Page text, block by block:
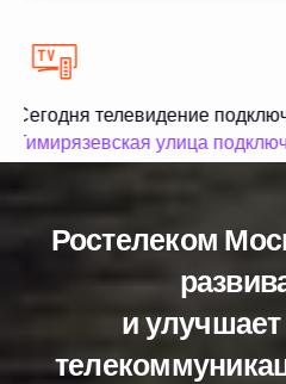
Сегодня телевидение
Тимирязевская улица
Ростелеком
и улучшает